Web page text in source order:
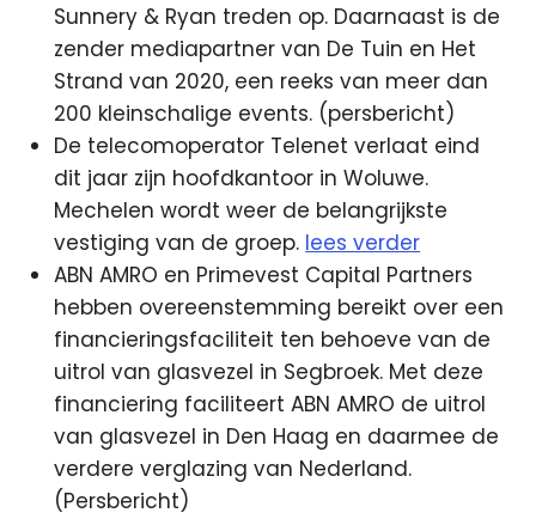
Sunnery & Ryan treden op. Daarnaast is de
zender mediapartner van De Tuin en Het
Strand van 2020, een reeks van meer dan
200 kleinschalige events. (persbericht)
De telecomoperator Telenet verlaat eind
dit jaar zijn hoofdkantoor in Woluwe.
Mechelen wordt weer de belangrijkste
vestiging van de groep. lees verder
ABN AMRO en Primevest Capital Partners
hebben overeenstemming bereikt over een
financieringsfaciliteit ten behoeve van de
uitrol van glasvezel in Segbroek. Met deze
financiering faciliteert ABN AMRO de uitrol
van glasvezel in Den Haag en daarmee de
verdere verglazing van Nederland.
(Persbericht)